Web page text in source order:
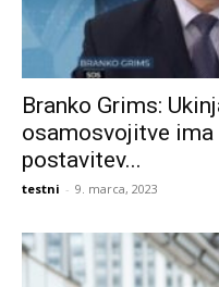
Branko Grims:
osamosvojitve
postavitev...
testni - 9. marca, 2023